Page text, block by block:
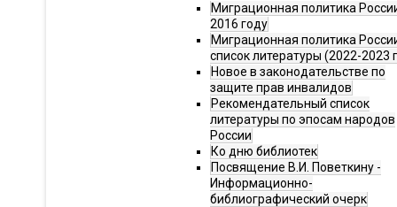
Миграционная политика
2016 году
Миграционная политика
список литературы (2022-2023
Новое в законодательстве по
защите прав инвалидов
Рекомендательный список
литературы по эпосам народов
России
Ко дню библиотек
Посвящение В.И. Поветкину -
Информационно-
библиографический очерк